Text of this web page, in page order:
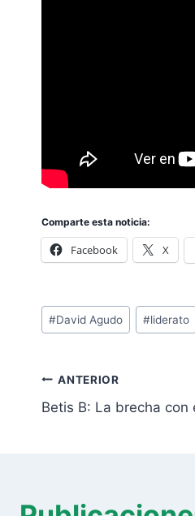
Comparte esta noticia:
Facebook X
Etiquetas
de
entrada:
#David Agudo #liderato
Navegación
de
ANTERIOR
Betis B: La brecha